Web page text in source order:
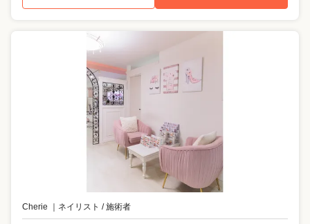
Cherie ネイリスト / 施術者